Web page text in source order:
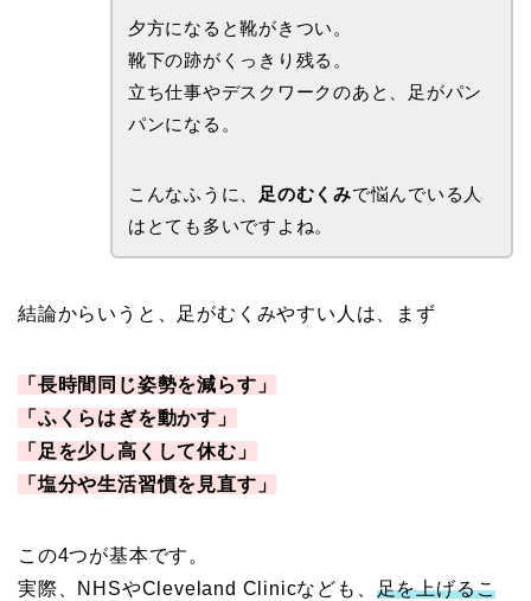
夕方になると靴がきつい。
靴下の跡がくっきり残る。
立ち仕事やデスクワークのあと、足がパン
パンになる。
こんなふうに、 足のむくみで悩んでいる人
はとても多いですよね。
結論からいうと、足がむくみやすい人は、まず
「長時間同じ姿勢を減らす」
「ふくらはぎを動かす」
「足を少し高くして休む」
「塩分や生活習慣を見直す」
この4つが基本です。
実際、NHSやCleveland Clinicなども、 足を上げるこ